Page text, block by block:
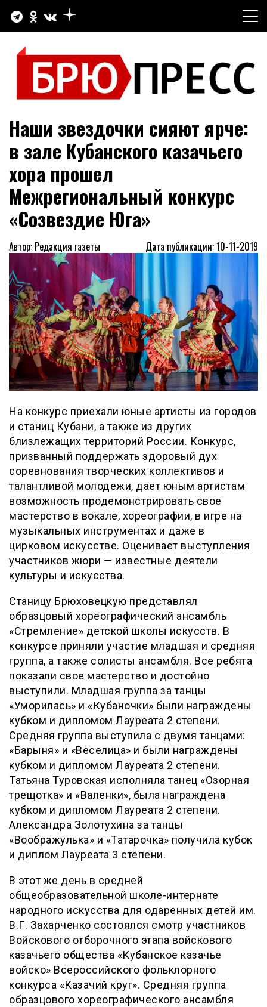
содержимому
БРЮПРЕСС
Официальный сайт газеты "Брюховецкие новости"
Наши звездочки сияют ярче:
в зале Кубанского казачьего
хора прошел
Межрегиональный конкурс
«Созвездие Юга»
Автор: Редакция газеты Дата публикации: 10-11-2019
На конкурс приехали юные артисты из городов
и станиц Кубани, а также из других
близлежащих территорий России. Конкурс,
призванный поддержать здоровый дух
соревнования творческих коллективов и
талантливой молодежи, дает юным артистам
возможность продемонстрировать свое
мастерство в вокале, хореографии, в игре на
музыкальных инструментах и даже в
цирковом искусстве. Оценивает выступления
участников жюри — известные деятели
культуры и искусства.
Станицу Брюховецкую представлял
образцовый хореографический ансамбль
«Стремление» детской школы искусств. В
конкурсе приняли участие младшая и средняя
группа, а также солисты ансамбля. Все ребята
показали свое мастерство и достойно
выступили. Младшая группа за танцы
«Уморилась» и «Кубаночки» были награждены
кубком и дипломом Лауреата 2 степени.
Средняя группа выступила с двумя танцами:
«Барыня» и «Веселица» и были награждены
кубком и дипломом Лауреата 2 степени.
Татьяна Туровская исполняла танец «Озорная
трещотка» и «Валенки», была награждена
кубком и дипломом Лауреата 2 степени.
Александра Золотухина за танцы
«Воображулька» и «Татарочка» получила кубок
и диплом Лауреата 3 степени.
В этот же день в средней
общеобразовательной школе-интернате
народного искусства для одаренных детей им.
В.Г. Захарченко состоялся смотр участников
Войскового отборочного этапа войскового
казачьего общества «Кубанское казачье
войско» Всероссийского фольклорного
конкурса «Казачий круг». Средняя группа
образцового хореографического ансамбля